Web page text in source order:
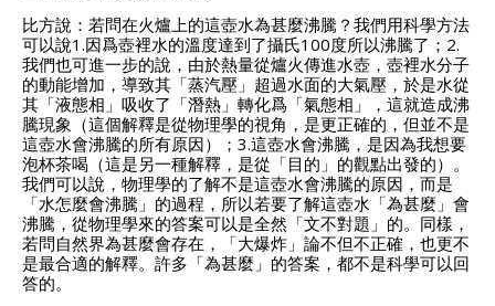
比方說：若問在火爐上的這壺水為甚麼沸騰？我們用科學方法
可以說1.因爲壺裡水的溫度達到了攝氏100度所以沸騰了；2.
我們也可進一步的說，由於熱量從爐火傳進水壺，壺裡水分子
的動能增加，導致其「蒸汽壓」超過水面的大氣壓，於是水從
其「液態相」吸收了「潛熱」轉化爲「氣態相」，這就造成沸
騰現象（這個解釋是從物理學的視角，是更正確的，但並不是
這壺水會沸騰的所有原因）；3.這壺水會沸騰，是因為我想要
泡杯茶喝（這是另一種解釋，是從「目的」的觀點出發的）。
我們可以說，物理學的了解不是這壺水會沸騰的原因，而是
「水怎麼會沸騰」的過程，所以若要了解這壺水「為甚麼」會
沸騰，從物理學來的答案可以是全然「文不對題」的。同樣，
若問自然界為甚麼會存在，「大爆炸」論不但不正確，也更不
是最合適的解釋。許多「為甚麼」的答案，都不是科學可以回
答的。